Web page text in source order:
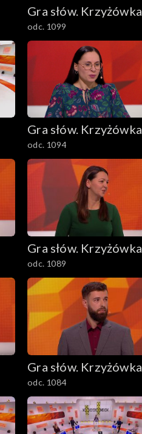
Gra słów. Krzyżówka
odc. 1099
Gra słów. Krzyżówka
odc. 1094
Gra słów. Krzyżówka
odc. 1089
Gra słów. Krzyżówka
odc. 1084